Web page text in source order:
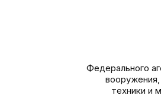
Федерального
вооружения,
техники и